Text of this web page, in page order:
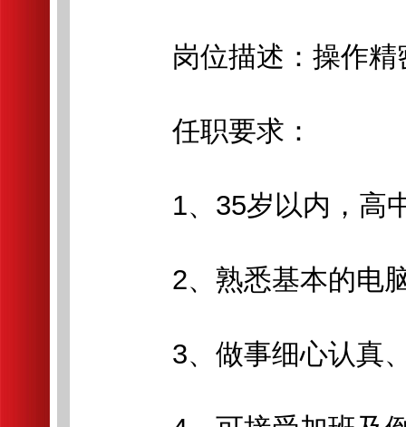
岗位描述：操作精
任职要求：
1、35岁以内，高
2、熟悉基本的电
3、做事细心认真、